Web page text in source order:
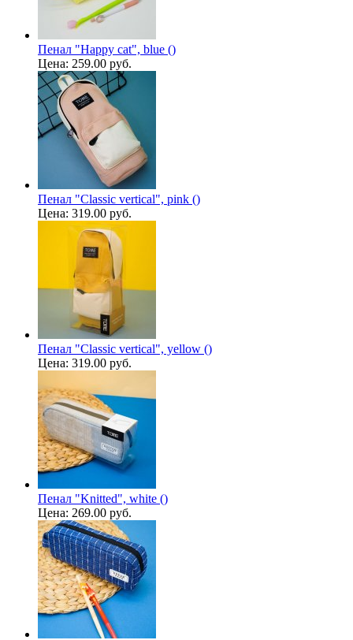
Пенал "Happy cat", blue ()
Цена: 259.00 руб.
Пенал "Classic vertical", pink ()
Цена: 319.00 руб.
Пенал "Classic vertical", yellow ()
Цена: 319.00 руб.
Пенал "Knitted", white ()
Цена: 269.00 руб.